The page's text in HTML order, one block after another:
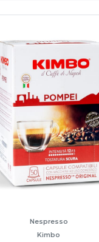
Nespresso
Kimbo